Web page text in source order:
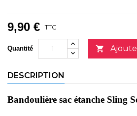
9,90 € TTC
Quantité 
DESCRIPTION
Bandoulière sac étanche Sling